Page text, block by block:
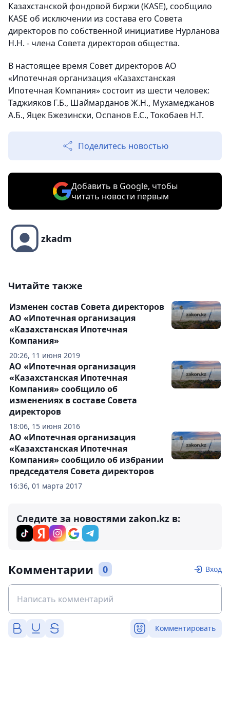
Казахстанской фондовой биржи (KASE), сообщило
KASE об исключении из состава его Совета
директоров по собственной инициативе Нурланова
Н.Н. - члена Совета директоров общества.
В настоящее время Совет директоров АО
«Ипотечная организация «Казахстанская
Ипотечная Компания» состоит из шести человек:
Таджияков Г.Б., Шаймарданов Ж.Н., Мухамеджанов
А.Б., Яцек Бжезински, Оспанов Е.С., Токобаев Н.Т.
Поделитесь новостью
Добавить в Google, чтобы
читать новости первым
zkadm
Читайте также
20:26, 11 июня 2019
Изменен состав Совета директоров
АО «Ипотечная организация
«Казахстанская Ипотечная
Компания»
18:06, 15 июня 2016
АО «Ипотечная организация
«Казахстанская Ипотечная
Компания» сообщило об
изменениях в составе Совета
директоров
16:36, 01 марта 2017
АО «Ипотечная организация
«Казахстанская Ипотечная
Компания» сообщило об избрании
председателя Совета директоров
Следите за новостями zakon.kz в:
Комментарии 0 Вход
Комментировать